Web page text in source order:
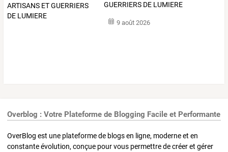
GUERRIERS DE LUMIERE
9 août 2026
Overblog : Votre Plateforme de Blogging Facile et Performante
OverBlog est une plateforme de blogs en ligne, moderne et en
constante évolution, conçue pour vous permettre de créer et gérer